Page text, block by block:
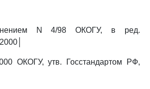
N 4/98 ОКОГУ, в ред.
ОКОГУ, утв. Госстандартом РФ,